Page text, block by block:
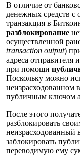
В отличие от
денежных средств с
транзакция в
разблокирование
осуществленной
transaction output)
адреса отправителя
при помощи
Поскольку можно
неизрасходованном
публичным ключом
После этого
разблокировать
неизрасходованный
заблокировать
переводимую ему